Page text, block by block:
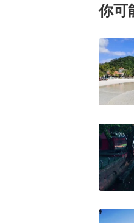
你可